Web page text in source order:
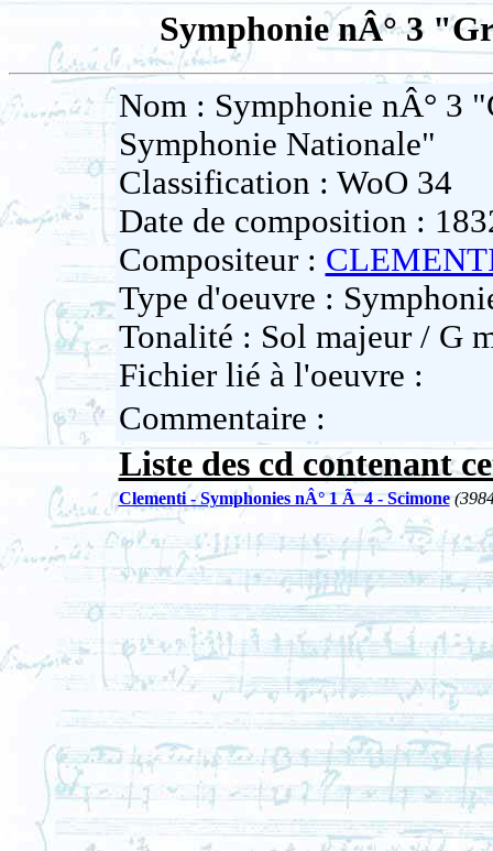
Symphonie nÂ° 3
Nom : Symphonie nÂ° 3
Symphonie Nationale"
Classification : WoO 34
Date de composition :
Compositeur :
Type d'oeuvre :
Tonalité : Sol majeur / G
Fichier lié à l'oeuvre :
Commentaire :
Liste des cd contenant
Clementi - Symphonies nÂ° 1 Ã 4 - Scimone